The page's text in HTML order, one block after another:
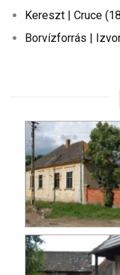
Kereszt | Cruce
Borvízforrás |